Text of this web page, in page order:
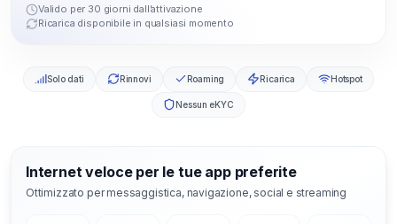
Valido per 30 giorni dall’attivazione
Ricarica disponibile in qualsiasi momento
Solo dati Rinnovi Roaming Ricarica Hotspot
Nessun eKYC
Internet veloce per le tue app preferite
Ottimizzato per messaggistica, navigazione, social e streaming